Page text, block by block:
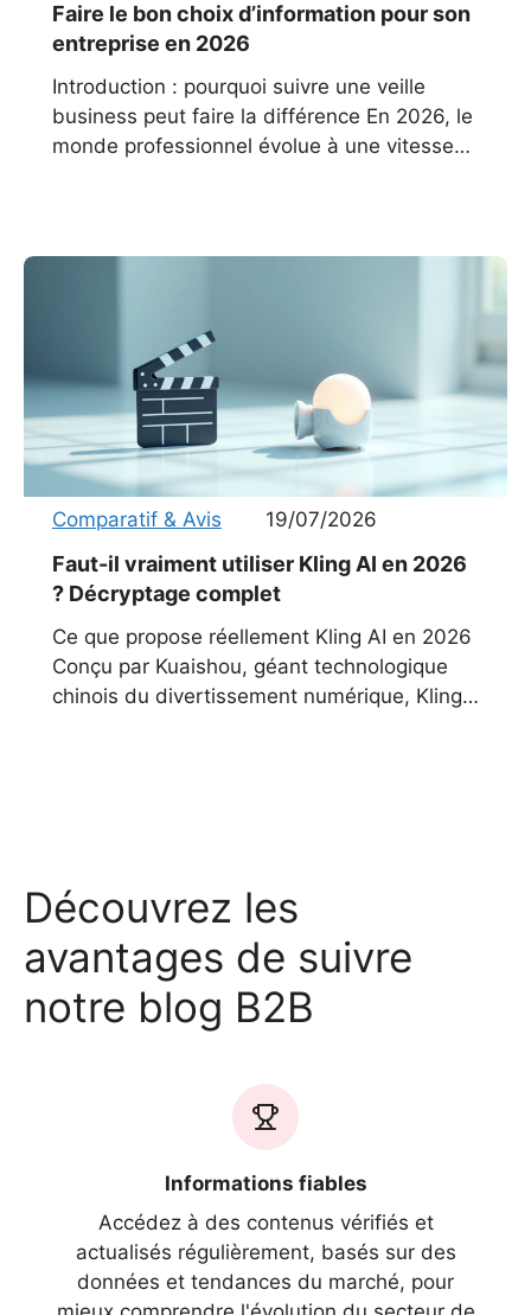
Faire le bon choix d’information pour son
entreprise en 2026
Introduction : pourquoi suivre une veille
business peut faire la différence En 2026, le
monde professionnel évolue à une vitesse
Comparatif & Avis 19/07/2026
Faut-il vraiment utiliser Kling AI en 2026
? Décryptage complet
Ce que propose réellement Kling AI en 2026
Conçu par Kuaishou, géant technologique
chinois du divertissement numérique, Kling
Découvrez les
avantages de suivre
notre blog B2B
Informations fiables
Accédez à des contenus vérifiés et
actualisés régulièrement, basés sur des
données et tendances du marché, pour